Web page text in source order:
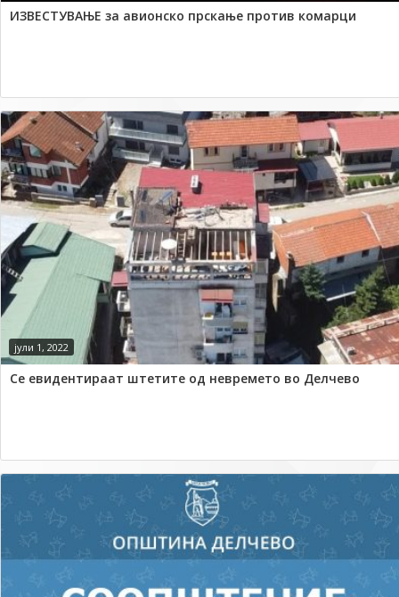
ИЗВЕСТУВАЊЕ за авионско прскање против комарци
јули 1, 2022
Се евидентираат штетите од невремето во Делчево